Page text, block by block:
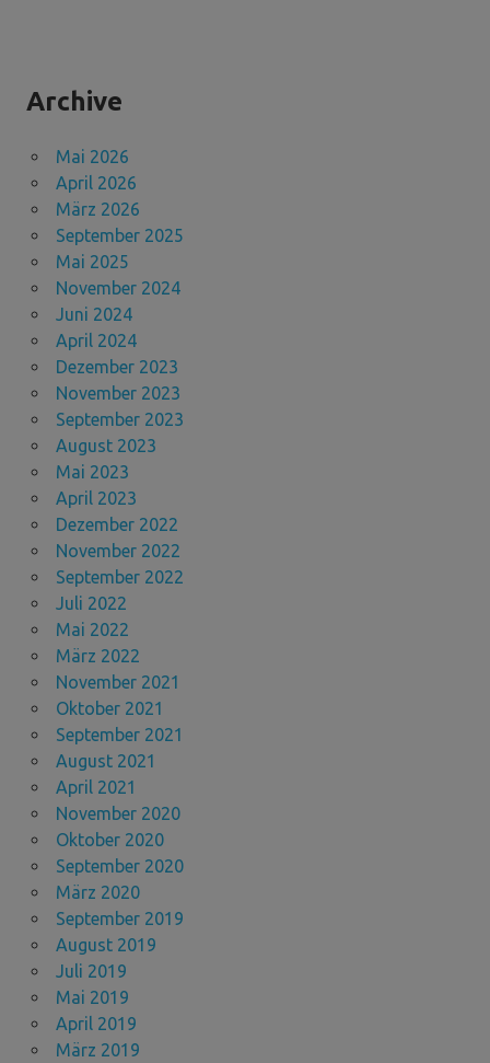
Archive
Mai 2026
April 2026
März 2026
September 2025
Mai 2025
November 2024
Juni 2024
April 2024
Dezember 2023
November 2023
September 2023
August 2023
Mai 2023
April 2023
Dezember 2022
November 2022
September 2022
Juli 2022
Mai 2022
März 2022
November 2021
Oktober 2021
September 2021
August 2021
April 2021
November 2020
Oktober 2020
September 2020
März 2020
September 2019
August 2019
Juli 2019
Mai 2019
April 2019
März 2019